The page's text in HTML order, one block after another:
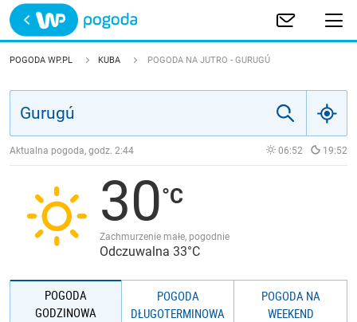
Trwa ładowanie
POLSKA
JAKOŚĆ POWIETRZA
POGODA WP.PL KUBA POGODA NA JUTRO - GURUGÚ
Aktualna pogoda, godz. 2:44 06:52 19:52
30
Zachmurzenie małe, pogodnie
Odczuwalna 33°C
POGODA
GODZINOWA
POGODA
DŁUGOTERMINOWA
POGODA NA
WEEKEND